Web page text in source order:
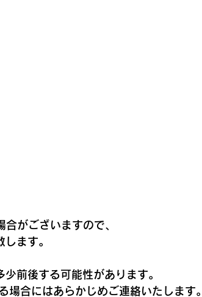
がございますので、
ます。
前後する可能性があります。
場合にはあらかじめご連絡いたします。